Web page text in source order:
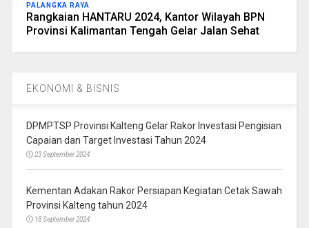
PALANGKA RAYA
Rangkaian HANTARU 2024, Kantor Wilayah BPN
Provinsi Kalimantan Tengah Gelar Jalan Sehat
EKONOMI & BISNIS
DPMPTSP Provinsi Kalteng Gelar Rakor Investasi Pengisian
Capaian dan Target Investasi Tahun 2024
23 September 2024
Kementan Adakan Rakor Persiapan Kegiatan Cetak Sawah
Provinsi Kalteng tahun 2024
18 September 2024